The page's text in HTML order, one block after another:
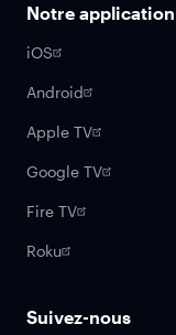
Notre application
iOS
Android
Apple TV
Google TV
Fire TV
Roku
Suivez-nous